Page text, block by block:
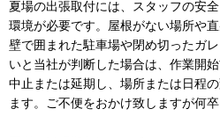
夏場の出張取付には、スタッフの安
環境が必要です。屋根がない場所や
壁で囲まれた駐車場や閉め切ったガ
いと当社が判断した場合は、作業開
中止または延期し、場所または日程
ます。ご不便をおかけ致しますが何